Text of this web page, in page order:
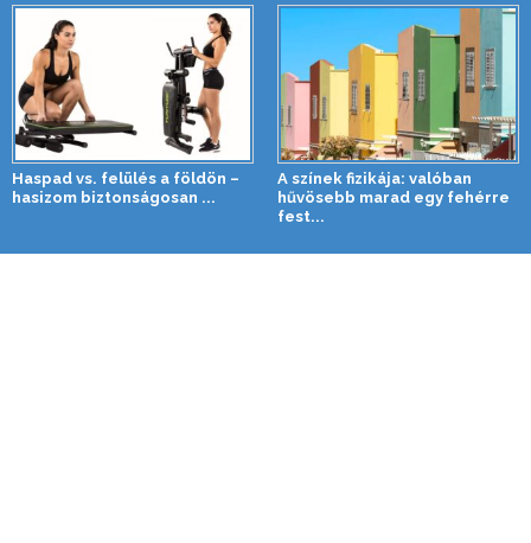
Haspad vs. felülés a földön –
hasizom biztonságosan ...
A színek fizikája: valóban
hűvösebb marad egy fehérre
fest...